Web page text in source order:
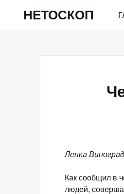
НЕТОСКОП
Ленка
Как сообщил в
людей,